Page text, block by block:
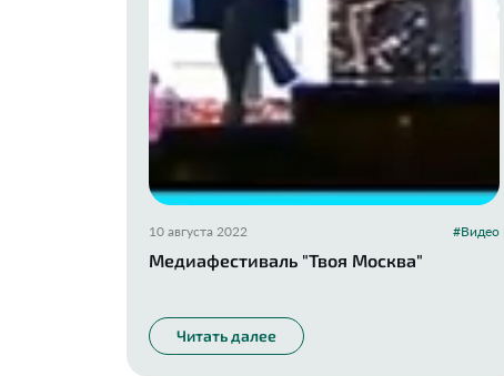
10 августа 2022 #Видео
Медиафестиваль "Твоя Москва"
Читать далее